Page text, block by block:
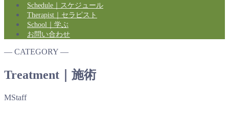
Schedule｜スケジュール
Therapist｜セラピスト
School｜学ぶ
お問い合わせ
― CATEGORY ―
Treatment｜施術
MStaff